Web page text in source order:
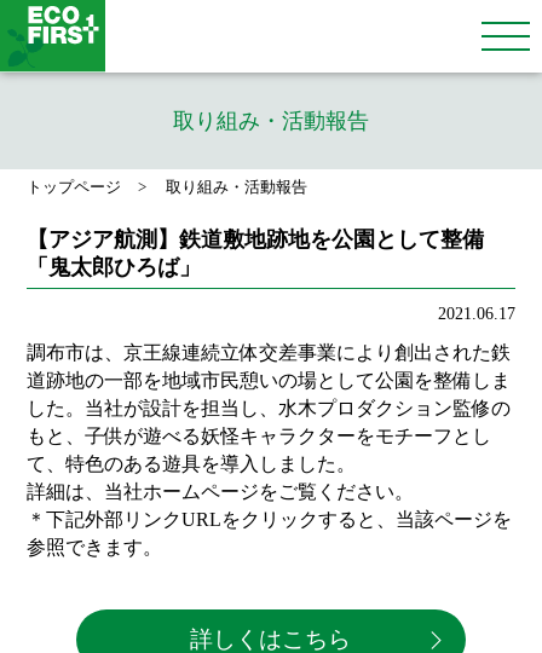
取り組み・活動報告
トップページ 取り組み・活動報告
【アジア航測】鉄道敷地跡地を公園として整備
「鬼太郎ひろば」
2021.06.17
調布市は、京王線連続立体交差事業により創出された鉄
道跡地の一部を地域市民憩いの場として公園を整備しま
した。当社が設計を担当し、水木プロダクション監修の
もと、子供が遊べる妖怪キャラクターをモチーフとし
て、特色のある遊具を導入しました。
詳細は、当社ホームページをご覧ください。
＊下記外部リンクURLをクリックすると、当該ページを
参照できます。
詳しくはこちら